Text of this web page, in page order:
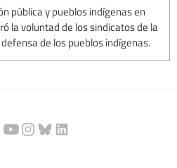
pública y pueblos indígenas en
la voluntad de los sindicatos de la
de los pueblos indígenas.